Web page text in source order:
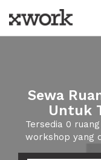
Sewa
Untuk
Tersedia 0
workshop yang